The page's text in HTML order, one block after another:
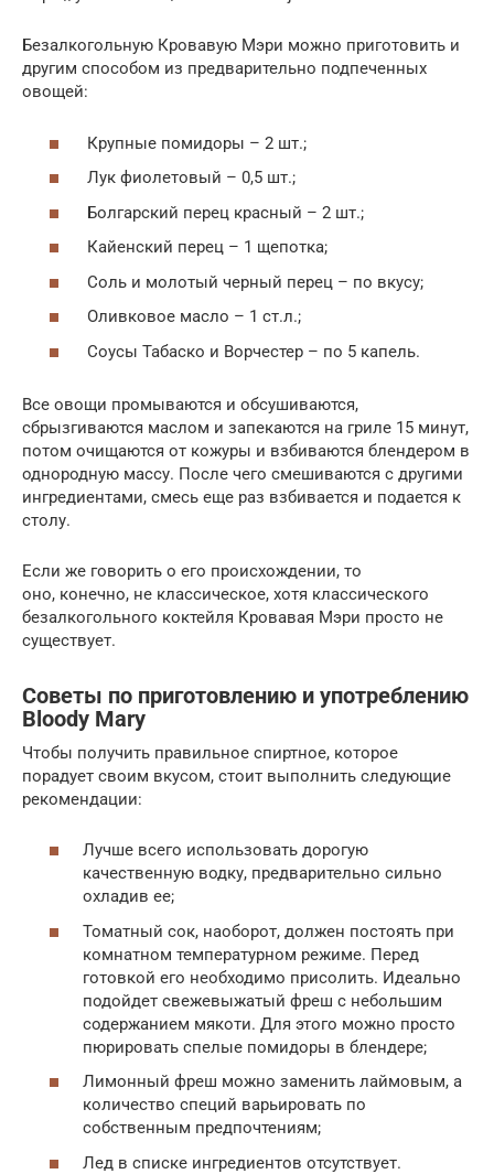
Безалкогольную Кровавую Мэри можно приготовить и
другим способом из предварительно подпеченных
овощей:
Крупные помидоры – 2 шт.;
Лук фиолетовый – 0,5 шт.;
Болгарский перец красный – 2 шт.;
Кайенский перец – 1 щепотка;
Соль и молотый черный перец – по вкусу;
Оливковое масло – 1 ст.л.;
Соусы Табаско и Ворчестер – по 5 капель.
Все овощи промываются и обсушиваются,
сбрызгиваются маслом и запекаются на гриле 15 минут,
потом очищаются от кожуры и взбиваются блендером в
однородную массу. После чего смешиваются с другими
ингредиентами, смесь еще раз взбивается и подается к
столу.
Если же говорить о его происхождении, то
оно, конечно, не классическое, хотя классического
безалкогольного коктейля Кровавая Мэри просто не
существует.
Советы по приготовлению и употреблению
Bloody Mary
Чтобы получить правильное спиртное, которое
порадует своим вкусом, стоит выполнить следующие
рекомендации:
Лучше всего использовать дорогую
качественную водку, предварительно сильно
охладив ее;
Томатный сок, наоборот, должен постоять при
комнатном температурном режиме. Перед
готовкой его необходимо присолить. Идеально
подойдет свежевыжатый фреш с небольшим
содержанием мякоти. Для этого можно просто
пюрировать спелые помидоры в блендере;
Лимонный фреш можно заменить лаймовым, а
количество специй варьировать по
собственным предпочтениям;
Лед в списке ингредиентов отсутствует.